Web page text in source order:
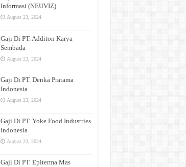
Informasi (NEUVIZ)
August 23, 2024
Gaji Di PT. Additon Karya
Sembada
August 23, 2024
Gaji Di PT. Denka Pratama
Indonesia
August 23, 2024
Gaji Di PT. Yoke Food Industries
Indonesia
August 23, 2024
Gaji Di PT. Epiterma Mas